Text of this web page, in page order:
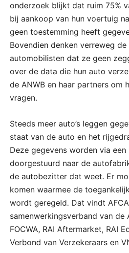
onderzoek blijkt dat ruim 75%
bij aankoop van hun voertuig
geen toestemming heeft
Bovendien denken verreweg de
automobilisten dat ze geen
over de data die hun auto
de ANWB en haar partners om
vragen.
Steeds meer auto’s leggen
staat van de auto en het
Deze gegevens worden via
doorgestuurd naar de
de autobezitter dat weet. Er
komen waarmee de
wordt geregeld. Dat vindt
samenwerkingsverband van de
FOCWA, RAI Aftermarket, RAI
Verbond van Verzekeraars en